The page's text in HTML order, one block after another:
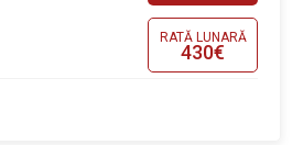
RATĂ LUNARĂ
430€